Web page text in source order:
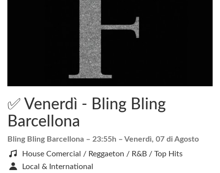
✅ Venerdì - Bling Bling
Barcellona
Bling Bling Barcellona – 23:55h – Venerdì, 07 di Agosto
House Comercial / Reggaeton / R&B / Top Hits
Local & International